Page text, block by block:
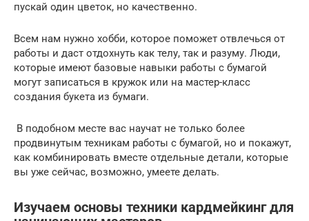
пускай один цветок, но качественно.
Всем нам нужно хобби, которое поможет отвлечься от
работы и даст отдохнуть как телу, так и разуму. Люди,
которые имеют базовые навыки работы с бумагой
могут записаться в кружок или на мастер-класс
создания букета из бумаги.
В подобном месте вас научат не только более
продвинутым техникам работы с бумагой, но и покажут,
как комбинировать вместе отдельные детали, которые
вы уже сейчас, возможно, умеете делать.
Изучаем основы техники кардмейкинг для